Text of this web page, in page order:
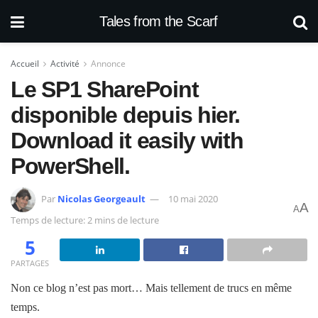
Tales from the Scarf
Accueil Activité Annonce
Le SP1 SharePoint
disponible depuis hier.
Download it easily with
PowerShell.
Par Nicolas Georgeault
10 mai 2020
Temps de lecture: 2 mins de lecture
AA
5
PARTAGES
Non ce blog n’est pas mort… Mais tellement de trucs en même
temps.